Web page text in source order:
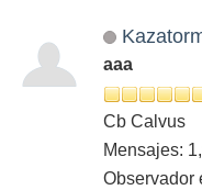
aaa
Cb Calvus
Mensajes:
Observador